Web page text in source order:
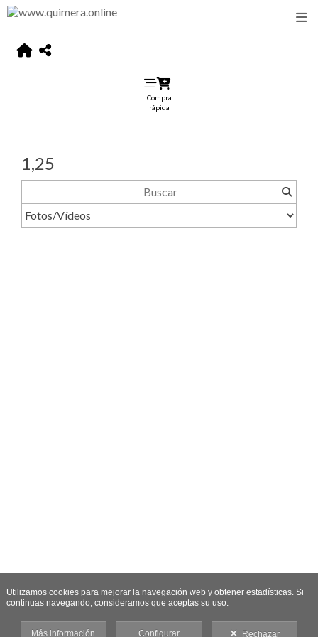
Compra
rápida
1,25
Utilizamos cookies para mejorar la navegación web y obtener estadísticas. Si
continuas navegando, consideramos que aceptas su uso.
Más información Configurar Rechazar